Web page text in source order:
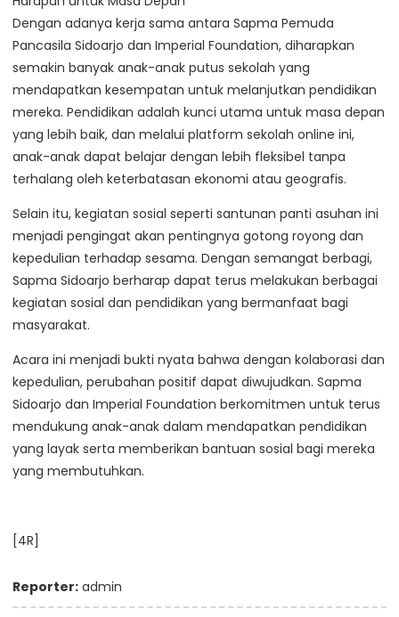
Dengan adanya kerja sama antara Sapma Pemuda
Pancasila Sidoarjo dan Imperial Foundation, diharapkan
semakin banyak anak-anak putus sekolah yang
mendapatkan kesempatan untuk melanjutkan pendidikan
mereka. Pendidikan adalah kunci utama untuk masa depan
yang lebih baik, dan melalui platform sekolah online ini,
anak-anak dapat belajar dengan lebih fleksibel tanpa
terhalang oleh keterbatasan ekonomi atau geografis.
Selain itu, kegiatan sosial seperti santunan panti asuhan ini
menjadi pengingat akan pentingnya gotong royong dan
kepedulian terhadap sesama. Dengan semangat berbagi,
Sapma Sidoarjo berharap dapat terus melakukan berbagai
kegiatan sosial dan pendidikan yang bermanfaat bagi
masyarakat.
Acara ini menjadi bukti nyata bahwa dengan kolaborasi dan
kepedulian, perubahan positif dapat diwujudkan. Sapma
Sidoarjo dan Imperial Foundation berkomitmen untuk terus
mendukung anak-anak dalam mendapatkan pendidikan
yang layak serta memberikan bantuan sosial bagi mereka
yang membutuhkan.
[4R]
Reporter: admin